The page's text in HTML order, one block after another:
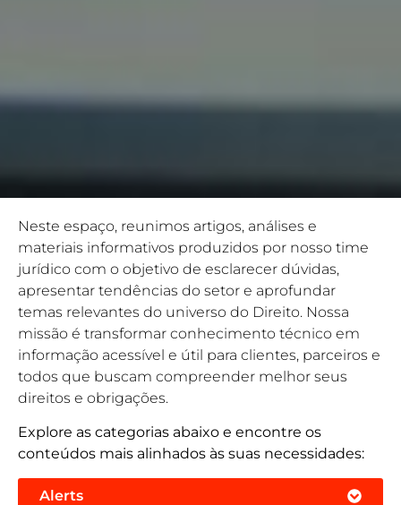
Neste espaço, reunimos artigos, análises e
materiais informativos produzidos por nosso time
jurídico com o objetivo de esclarecer dúvidas,
apresentar tendências do setor e aprofundar
temas relevantes do universo do Direito. Nossa
missão é transformar conhecimento técnico em
informação acessível e útil para clientes, parceiros e
todos que buscam compreender melhor seus
direitos e obrigações.
Explore as categorias abaixo e encontre os
conteúdos mais alinhados às suas necessidades:
Alerts